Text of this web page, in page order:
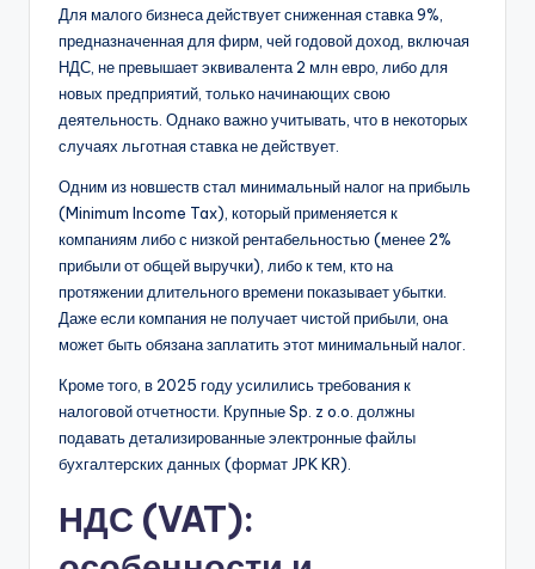
Для малого бизнеса действует сниженная ставка 9%,
предназначенная для фирм, чей годовой доход, включая
НДС, не превышает эквивалента 2 млн евро, либо для
новых предприятий, только начинающих свою
деятельность. Однако важно учитывать, что в некоторых
случаях льготная ставка не действует.
Одним из новшеств стал минимальный налог на прибыль
(Minimum Income Tax), который применяется к
компаниям либо с низкой рентабельностью (менее 2%
прибыли от общей выручки), либо к тем, кто на
протяжении длительного времени показывает убытки.
Даже если компания не получает чистой прибыли, она
может быть обязана заплатить этот минимальный налог.
Кроме того, в 2025 году усилились требования к
налоговой отчетности. Крупные Sp. z o.o. должны
подавать детализированные электронные файлы
бухгалтерских данных (формат JPK KR).
НДС (VAT):